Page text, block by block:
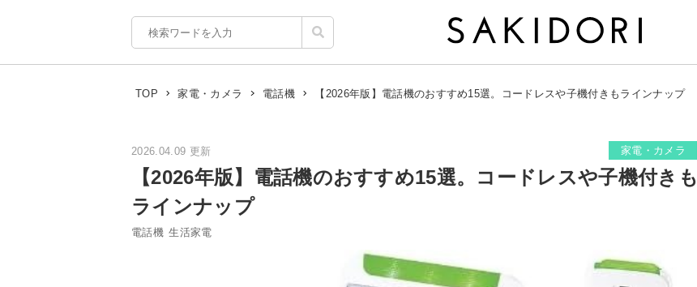
TOP 家電・カメラ 電話機 【2026年版】電話機のおすすめ15選。コードレスや子機付きもラインナップ
2026.04.09 更新 家電・カメラ
【2026年版】電話機のおすすめ15選。コードレスや子機付きも
ラインナップ
電話機 生活家電